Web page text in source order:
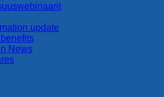
update
News